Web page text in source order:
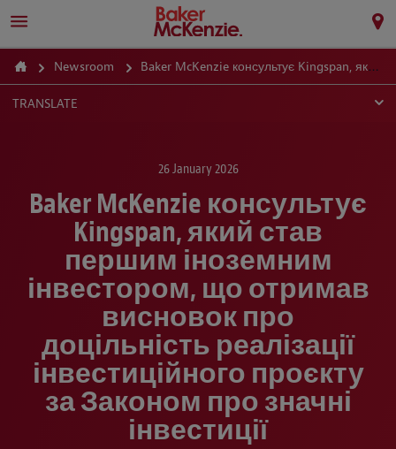
Newsroom Baker McKenzie консультує Kingspan, який став першим іноземним інвестором, що отримав висновок про доцільність реалізації інвестиційного проєкту за Законом про значні інвестиції
TRANSLATE
26 January 2026
Baker McKenzie консультує
Kingspan, який став
першим іноземним
інвестором, що отримав
висновок про
доцільність реалізації
інвестиційного проєкту
за Законом про значні
інвестиції